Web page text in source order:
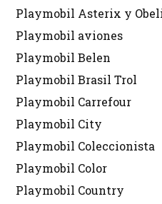
Playmobil Asterix y
Playmobil aviones
Playmobil Belen
Playmobil Brasil Trol
Playmobil Carrefour
Playmobil City
Playmobil Coleccionista
Playmobil Color
Playmobil Country